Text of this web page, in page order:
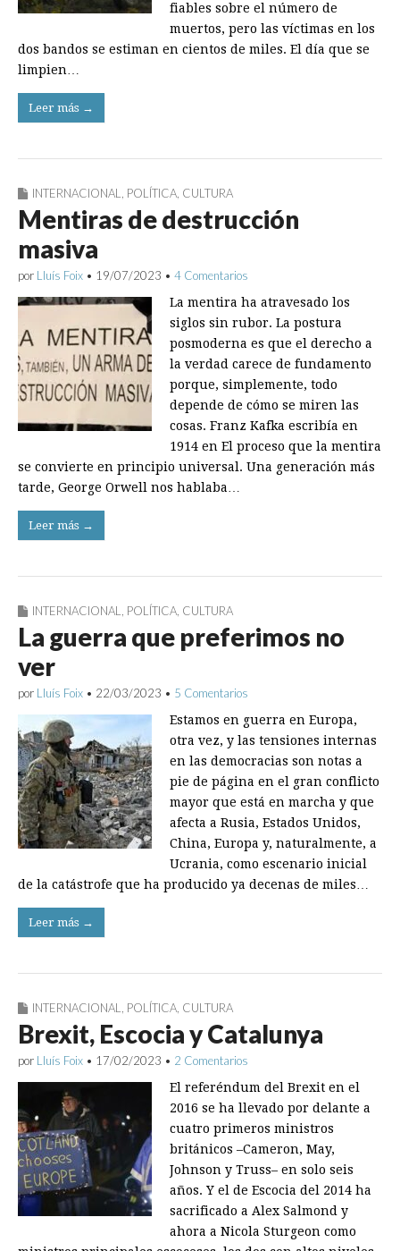
fiables sobre el número de
muertos, pero las víctimas en los
dos bandos se estiman en cientos de miles. El día que se
limpien…
Leer más →
INTERNACIONAL, POLÍTICA, CULTURA
Mentiras de destrucción
masiva
por Lluís Foix • 19/07/2023 • 4 Comentarios
La mentira ha atravesado los
siglos sin rubor. La postura
posmoderna es que el derecho a
la verdad carece de fundamento
porque, simplemente, todo
depende de cómo se miren las
cosas. Franz Kafka escribía en
1914 en El proceso que la mentira
se convierte en principio universal. Una generación más
tarde, George Orwell nos hablaba…
Leer más →
INTERNACIONAL POLÍTICA CULTURA
La guerra que preferimos no
ver
por Lluís Foix • 22/03/2023 • 5 Comentarios
Estamos en guerra en Europa,
otra vez, y las tensiones internas
en las democracias son notas a
pie de página en el gran conflicto
mayor que está en marcha y que
afecta a Rusia, Estados Unidos,
China, Europa y, naturalmente, a
Ucrania, como escenario inicial
de la catástrofe que ha producido ya decenas de miles…
Leer más →
INTERNACIONAL POLÍTICA CULTURA
Brexit, Escocia y Catalunya
por Lluís Foix • 17/02/2023 • 2 Comentarios
El referéndum del Brexit en el
2016 se ha llevado por delante a
cuatro primeros ministros
británicos –Cameron, May,
Johnson y Truss– en solo seis
años. Y el de Escocia del 2014 ha
sacrificado a Alex Salmond y
ahora a Nicola Sturgeon como